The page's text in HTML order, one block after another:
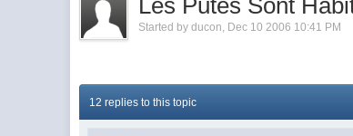
Les Putes Sont
Started byducon, Dec 10 2006 10:41 PM
12 replies to this topic